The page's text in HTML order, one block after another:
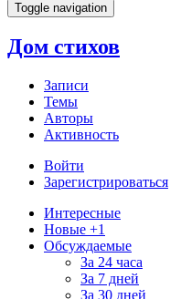
Toggle navigation
Дом стихов
Записи
Темы
Авторы
Активность
Войти
Зарегистрироваться
Интересные
Новые +1
Обсуждаемые
За 24 часа
За 7 дней
За 30 дней